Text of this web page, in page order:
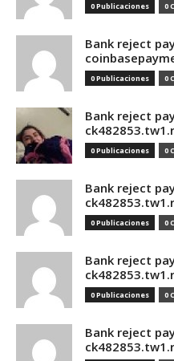
0 Publicaciones 0
Bank reject
0 Publicaciones 0
Bank reject
0 Publicaciones 0
Bank reject
0 Publicaciones 0
Bank reject
0 Publicaciones 0
Bank reject